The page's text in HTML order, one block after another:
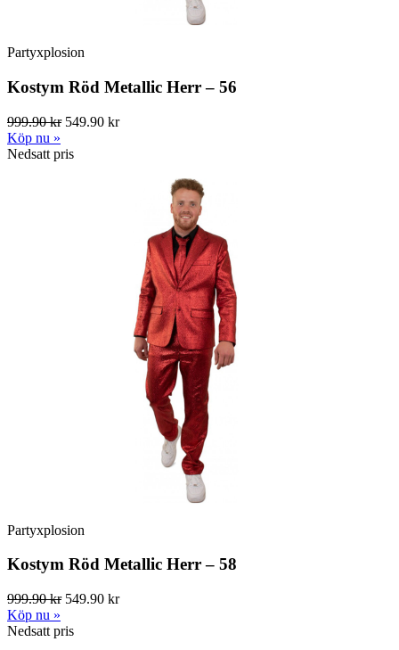
Partyxplosion
Kostym Röd Metallic Herr – 56
999.90 kr549.90 kr
Köp nu »
Nedsatt pris
Partyxplosion
Kostym Röd Metallic Herr – 58
999.90 kr549.90 kr
Köp nu »
Nedsatt pris